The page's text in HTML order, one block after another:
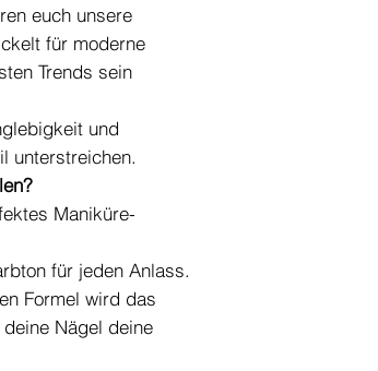
euch unsere
für moderne
Trends sein
und
unterstreichen.
Maniküre-
für jeden Anlass.
Formel wird das
Nägel deine